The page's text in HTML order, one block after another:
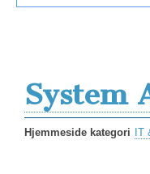
System
Hjemmeside kategori